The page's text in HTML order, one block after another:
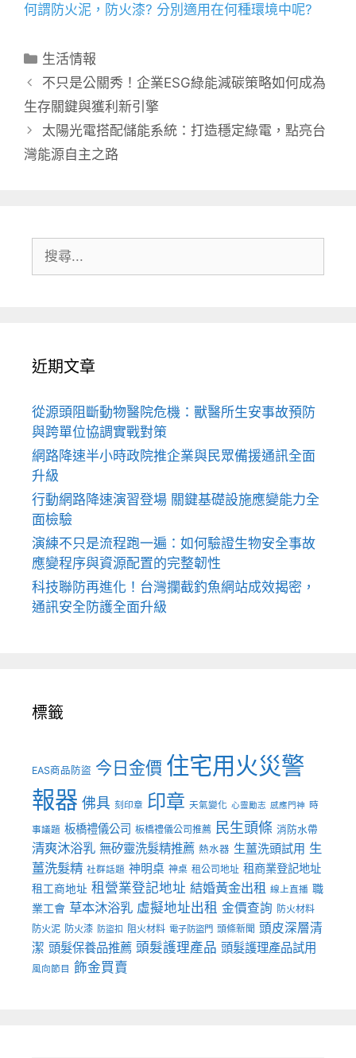
何謂防火泥 ， 防火漆? 分別適用在何種環境中呢?
分
類
生活情報
不只是公關秀！企業ESG綠能減碳策略如何成為
生存關鍵與獲利新引擎
太陽光電搭配儲能系統：打造穩定綠電，點亮台
灣能源自主之路
尋:
近期文章
從源頭阻斷動物醫院危機：獸醫所生安事故預防
與跨單位協調實戰對策
網路降速半小時政院推企業與民眾備援通訊全面
升級
行動網路降速演習登場 關鍵基礎設施應變能力全
面檢驗
演練不只是流程跑一遍：如何驗證生物安全事故
應變程序與資源配置的完整韌性
科技聯防再進化！台灣攔截釣魚網站成效揭密，
通訊安全防護全面升級
標籤
EAS商品防盜 今日金價 住宅用火災警
報器 佛具 刻印章 印章 天氣變化 心靈勵志 感應門神 時
事議題 板橋禮儀公司 板橋禮儀公司推薦 民生頭條 消防水帶
清爽沐浴乳 無矽靈洗髮精推薦 熱水器 生薑洗頭試用 生
薑洗髮精 社群話題 神明桌 神桌 租公司地址 租商業登記地址
租工商地址 租營業登記地址 結婚黃金出租 線上直播 職
業工會 草本沐浴乳 虛擬地址出租 金價查詢 防火材料
防火泥 防火漆 防盜扣 阻火材料 電子防盜門 頭條新聞 頭皮深層清
潔 頭髮保養品推薦 頭髮護理產品 頭髮護理產品試用
風向節目 飾金買賣